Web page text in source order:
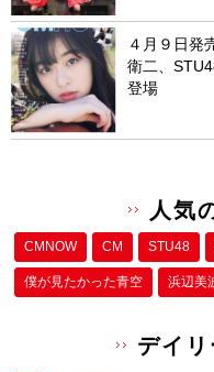
４月９日発
衛二、
登場
人気
CMNOW CM STU48
僕が⾒たかった⻘空 浜辺美
デイ